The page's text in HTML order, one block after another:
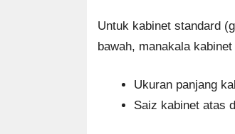
Untuk kabinet standard
bawah, manakala
Ukuran panjang
Saiz kabinet atas